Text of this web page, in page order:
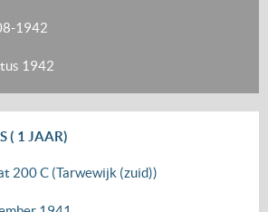
1942
1942
( 1 JAAR)
200 C (Tarwewijk (zuid))